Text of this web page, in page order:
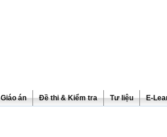
Giáo án Đề thi & Kiểm tra Tư liệu E-